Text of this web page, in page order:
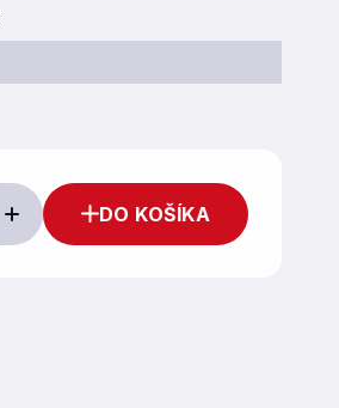
DO KOŠÍKA